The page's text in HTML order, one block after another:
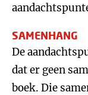
SAMENHANG
De
dat er geen
boek. Die